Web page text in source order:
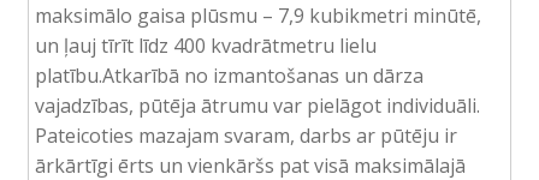
maksimālo gaisa plūsmu – 7,9 kubikmetri minūtē,
un ļauj tīrīt līdz 400 kvadrātmetru lielu
platību.Atkarībā no izmantošanas un dārza
vajadzības, pūtēja ātrumu var pielāgot individuāli.
Pateicoties mazajam svaram, darbs ar pūtēju ir
ārkārtīgi ērts un vienkāršs pat visā maksimālajā